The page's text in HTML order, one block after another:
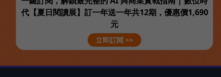
代【夏日閱讀展】訂一年送一年共12期，優惠價1,690
元
立即訂閱 >>